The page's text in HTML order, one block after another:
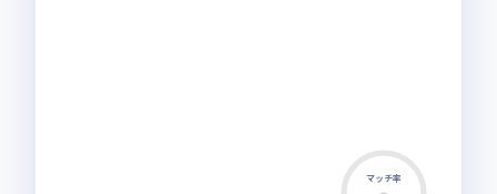
マッチ率